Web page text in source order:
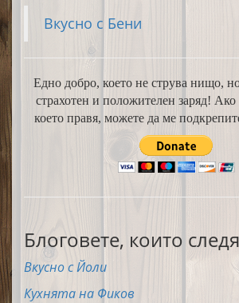
Вкусно с Бени
Едно добро, което не струва нищо,
страхотен и положителен заряд! Ако
което правя, можете да ме
Блоговете, които следя
Вкусно с Йоли
Кухнята на Фиков